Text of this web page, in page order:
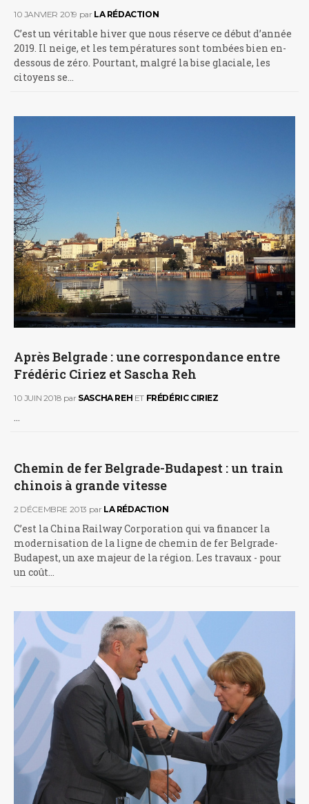
10 JANVIER 2019 par LA RÉDACTION
C’est un véritable hiver que nous réserve ce début d’année
2019. Il neige, et les températures sont tombées bien en-
dessous de zéro. Pourtant, malgré la bise glaciale, les
citoyens se…
Après Belgrade : une correspondance entre
Frédéric Ciriez et Sascha Reh
10 JUIN 2018 par SASCHA REH ET FRÉDÉRIC CIRIEZ
…
Chemin de fer Belgrade-Budapest : un train
chinois à grande vitesse
2 DÉCEMBRE 2013 par LA RÉDACTION
C’est la China Railway Corporation qui va financer la
modernisation de la ligne de chemin de fer Belgrade-
Budapest, un axe majeur de la région. Les travaux - pour
un coût…